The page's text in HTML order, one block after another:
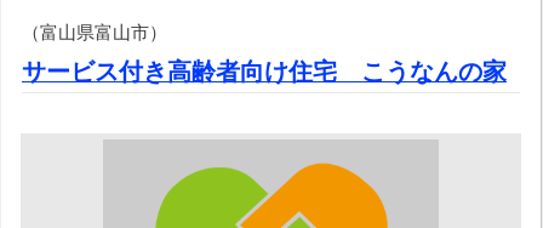
（富山県富山市）
サービス付き高齢者向け住宅 こうなんの家